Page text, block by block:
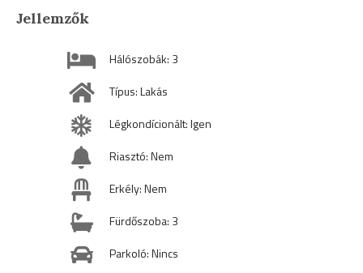
Jellemzők
Hálószobák: 3
Típus: Lakás
Légkondícionált: Igen
Riasztó: Nem
Erkély: Nem
Fürdőszoba: 3
Parkoló: Nincs